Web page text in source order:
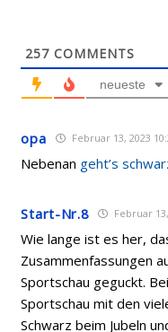
257 COMMENTS
neueste
opa Februar 13, 2023
Nebenan geht’s
Start-Nr.8 Februar
Wie lange ist es her,
Zusammenfassungen
Sportschau geguckt.
Sportschau mit den
Schwarz beim Jubeln